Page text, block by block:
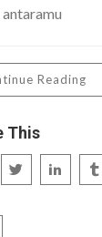
Reading
This